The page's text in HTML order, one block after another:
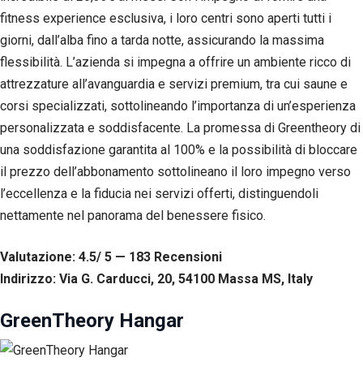
fitness experience esclusiva, i loro centri sono aperti tutti i
giorni, dall’alba fino a tarda notte, assicurando la massima
flessibilità. L’azienda si impegna a offrire un ambiente ricco di
attrezzature all’avanguardia e servizi premium, tra cui saune e
corsi specializzati, sottolineando l’importanza di un’esperienza
personalizzata e soddisfacente. La promessa di Greentheory di
una soddisfazione garantita al 100% e la possibilità di bloccare
il prezzo dell’abbonamento sottolineano il loro impegno verso
l’eccellenza e la fiducia nei servizi offerti, distinguendoli
nettamente nel panorama del benessere fisico.
Valutazione: 4.5/ 5 — 183 Recensioni
Indirizzo: Via G. Carducci, 20, 54100 Massa MS, Italy
GreenTheory Hangar
Esperienza
permettere
una migliore
di
navigazione
sul nostro
sito durante
la tua visita.
Se rifiuti
cookie,
alcune
saranno
disponibili.
Marketing
Condividendo i
tuoi interessi e il